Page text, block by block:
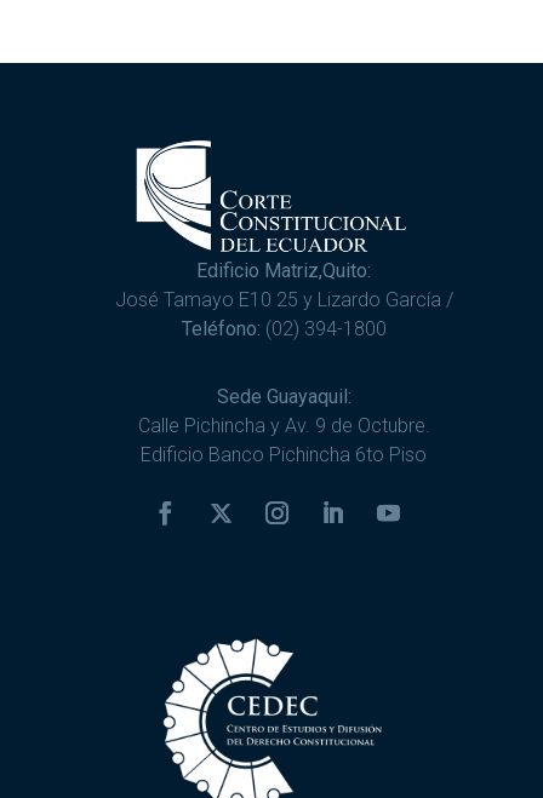
Edificio Matriz,Quito:
José Tamayo E10 25 y Lizardo García /
Teléfono: (02) 394-1800
Sede Guayaquil:
Calle Pichincha y Av. 9 de Octubre.
Edificio Banco Pichincha 6to Piso